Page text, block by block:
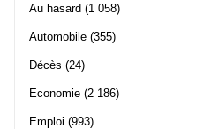
Au hasard (1 058)
Automobile (355)
Décès (24)
Economie (2 186)
Emploi (993)